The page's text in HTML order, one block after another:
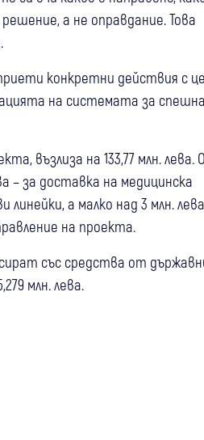
а не оправдание. Това
конкретни действия с
на системата за спешна
възлиза на 133,77 млн. лева.
– за доставка на медицинска
линейки, а малко над 3 млн.
на проекта.
със средства от
млн. лева.